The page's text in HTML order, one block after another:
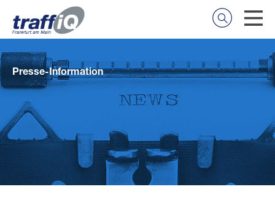
Presse-Information